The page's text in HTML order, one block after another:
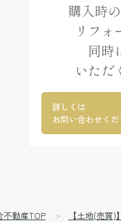
購入時
リフォ
同時
いただ
詳しくは
お問い合わせく
不動産TOP 【土地(売買